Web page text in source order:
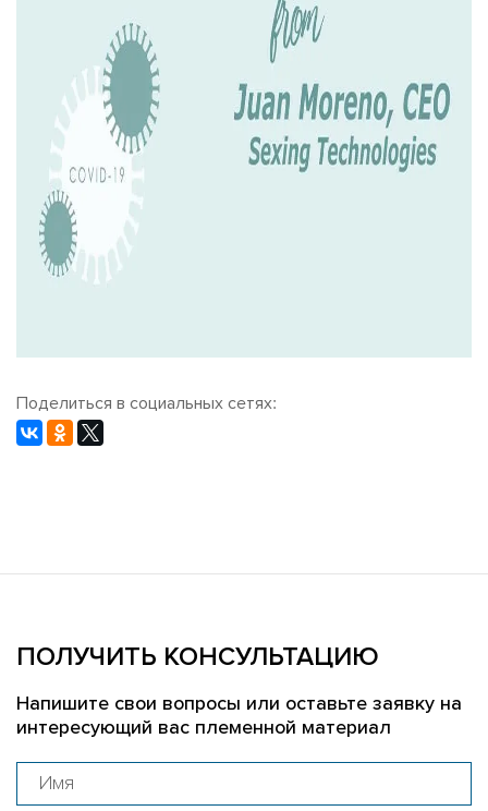
Поделиться в социальных сетях:
ПОЛУЧИТЬ КОНСУЛЬТАЦИЮ
Напишите свои вопросы или оставьте заявку на
интересующий вас племенной материал